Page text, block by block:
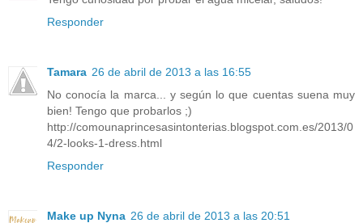
Responder
Tamara 26 de abril de 2013 a las 16:55
No conocía la marca... y según lo que cuentas suena muy
bien! Tengo que probarlos ;)
http://comounaprincesasintonterias.blogspot.com.es/2013/0
4/2-looks-1-dress.html
Responder
Make up Nyna 26 de abril de 2013 a las 20:51